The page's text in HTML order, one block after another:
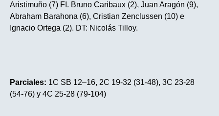
Aristimuño (7) FI. Bruno Caribaux (2), Juan Aragón (9),
Abraham Barahona (6), Cristian Zenclussen (10) e
Ignacio Ortega (2). DT: Nicolás Tilloy.
Parciales: 1C SB 12–16, 2C 19-32 (31-48), 3C 23-28
(54-76) y 4C 25-28 (79-104)